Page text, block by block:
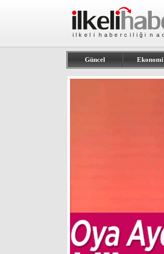
Güncel Ekonomi